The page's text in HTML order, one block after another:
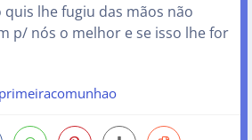
quis lhe fugiu das mãos não
p/ nós o melhor e se isso lhe for